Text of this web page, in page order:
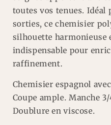
toutes vos tenues. Idéal
sorties, ce chemisier
silhouette harmonieuse
indispensable pour
raffinement.
Chemisier espagnol
Coupe ample. Manche
Doublure en viscose.